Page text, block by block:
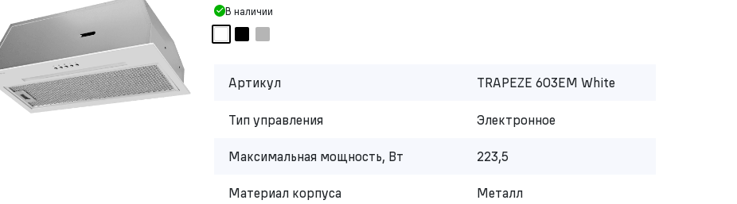
В наличии
Артикул TRAPEZE 603EM White
Тип управления Электронное
Максимальная мощность, Вт 223,5
Материал корпуса Металл